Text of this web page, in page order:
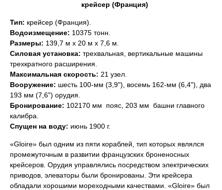
крейсер (Франция)
Тип: крейсер (Франция).
Водоизмещение: 10375 тонн.
Размеры: 139,7 м х 20 м х 7,6 м.
Силовая установка: трехвальная, вертикальные машины
трехкратного расширения.
Максимальная скорость: 21 узел.
Вооружение: шесть 100-мм (3,9"), восемь 162-мм (6,4"), два
193 мм (7,6") орудия.
Бронирование: 102170 мм  пояс, 203 мм  башни главного
калибра.
Спущен на воду: июнь 1900 г.
«Gloire» был одним из пяти кораблей, тип которых являлся
промежуточным в развитии французских броненосных
крейсеров. Орудия управлялись посредством электрических
приводов, элеваторы были бронированы. Эти крейсера
обладали хорошими мореходными качествами. «Gloire» был